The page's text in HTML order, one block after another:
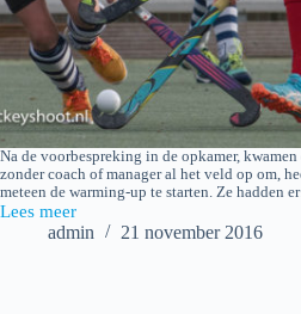
Na de voorbespreking in de opkamer,
zonder coach of manager al het veld op om,
meteen de warming-up te starten. Ze hadden
Lees meer
2016-
admin 21 november 2016